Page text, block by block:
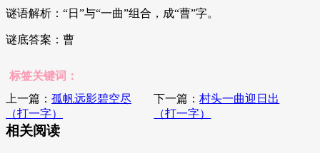
谜语解析：“日”与“一曲”组合，成“曹”字。
谜底答案：曹
标签关键词：
上一篇： 孤帆远影碧空尽
（打一字）
下一篇：村头一曲迎日出
（打一字）
相关阅读